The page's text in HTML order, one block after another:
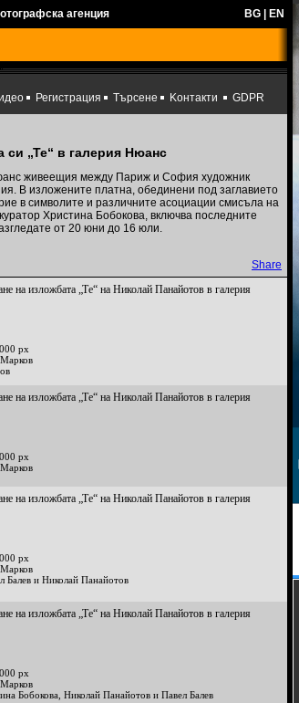
агенция BG EN
Регистрация Търсене Kонтакти GDPR
си „Те“ в галерия Нюанс
живеещия между Париж и София художник
В изложените платна, обединени под заглавието
в символите и различните асоциации смисъла на
Христина Бобокова, включва последните
от 20 юни до 16 юли.
Share
на изложбата „Те“ на Николай Панайотов в галерия
px
на изложбата „Те“ на Николай Панайотов в галерия
px
на изложбата „Те“ на Николай Панайотов в галерия
px
Балев и Николай Панайотов
на изложбата „Те“ на Николай Панайотов в галерия
px
Бобокова, Николай Панайотов и Павел Балев